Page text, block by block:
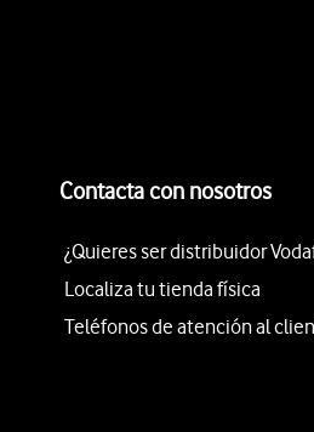
Contacta con nosotros
¿Quieres ser distribuidor
Localiza tu tienda física
Teléfonos de atención al